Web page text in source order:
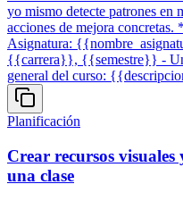
yo mismo detecte patrones en
acciones de mejora
Asignatura:
{{carrera}}, {{semestre}} -
general del curso:
Planificación
Crear recursos
una clase